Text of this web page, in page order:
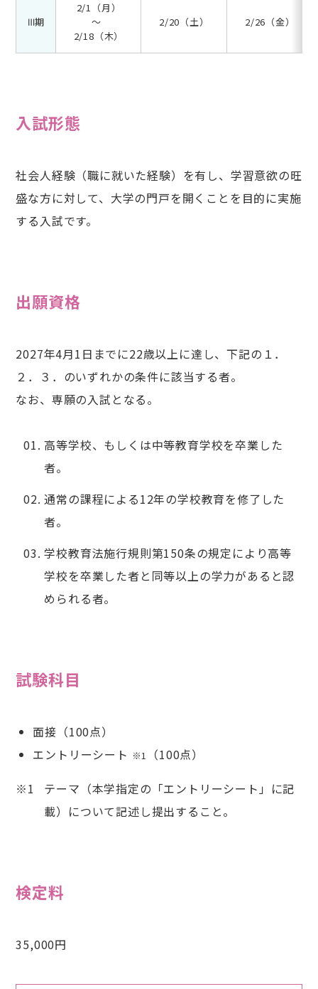
Ⅲ期
2/1（月）
～
2/18（木）
2/20（土） 2/26（金）
入試形態
社会人経験（職に就いた経験）を有し、学習意欲の旺
盛な方に対して、大学の門戸を開くことを目的に実施
する入試です。
出願資格
2027年4月1日までに22歳以上に達し、下記の１．
２．３．のいずれかの条件に該当する者。
なお、専願の入試となる。
高等学校、もしくは中等教育学校を卒業した
者。
通常の課程による12年の学校教育を修了した
者。
学校教育法施行規則第150条の規定により高等
学校を卒業した者と同等以上の学力があると認
められる者。
試験科目
面接（100点）
エントリーシート ※1
（100点）
テーマ（本学指定の「エントリーシート」に記
載）について記述し提出すること。
検定料
35,000円